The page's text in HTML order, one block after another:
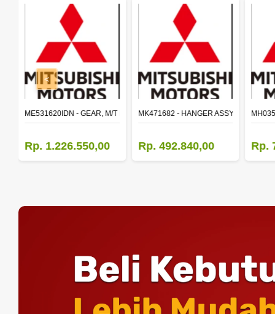
SHAFT 2ND SPEED (M035S5)
ME531620IDN - GEAR, M/T MAIN SHAFT REVERSE
Rp. 1.226.550,00
MK471682 - HANGER ASSY,FR
Rp. 492.840,00 Rp.
<